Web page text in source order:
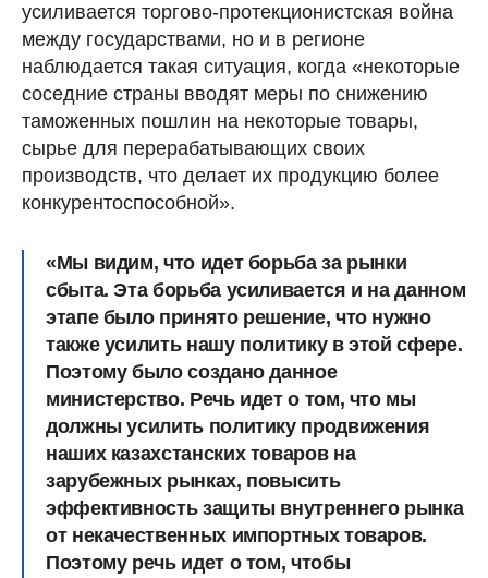
усиливается торгово-протекционистская война
между государствами, но и в регионе
наблюдается такая ситуация, когда «некоторые
соседние страны вводят меры по снижению
таможенных пошлин на некоторые товары,
сырье для перерабатывающих своих
производств, что делает их продукцию более
конкурентоспособной».
«Мы видим, что идет борьба за рынки
сбыта. Эта борьба усиливается и на данном
этапе было принято решение, что нужно
также усилить нашу политику в этой сфере.
Поэтому было создано данное
министерство. Речь идет о том, что мы
должны усилить политику продвижения
наших казахстанских товаров на
зарубежных рынках, повысить
эффективность защиты внутреннего рынка
от некачественных импортных товаров.
Поэтому речь идет о том, чтобы